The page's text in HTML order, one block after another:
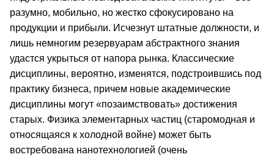
разумно, мобильно, но жестко сфокусировано на
продукции и прибыли. Исчезнут штатные должности, и
лишь немногим резервуарам абстрактного знания
удастся укрыться от напора рынка. Классические
дисциплины, вероятно, изменятся, подстроившись под
практику бизнеса, причем новые академические
дисциплины могут «позаимствовать» достижения
старых. Физика элементарных частиц (старомодная и
относящаяся к холодной войне) может быть
востребована нанотехнологией (очень